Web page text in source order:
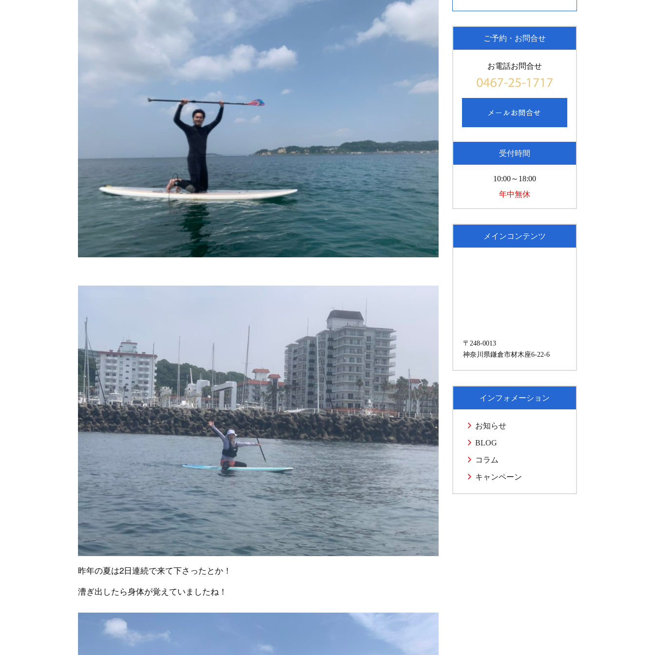
昨年の夏は2日連続で来て下さったとか！
漕ぎ出したら身体が覚えていましたね！
ご予約・お問合せ
お電話お問合せ
受付時間
10:00～18:00
年中無休
メインコンテンツ
〒248-0013
神奈川県鎌倉市材木座6-22-6
インフォメーション
お知らせ
BLOG
コラム
キャンペーン